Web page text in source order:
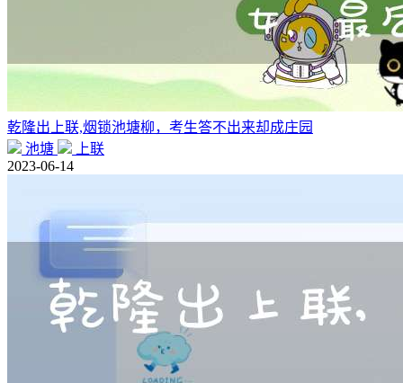
乾隆出上联,烟锁池塘柳，考生答不出来却成庄园
池塘
上联
2023-06-14